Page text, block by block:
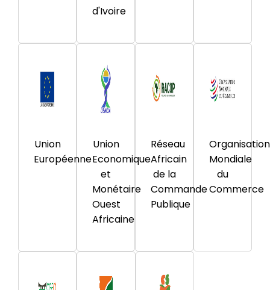
d'Ivoire
Union
Européenne
Union
Economique
et
Monétaire
Ouest
Africaine
Réseau
Africain
de la
Commande
Publique
Organisation
Mondiale
du
Commerce